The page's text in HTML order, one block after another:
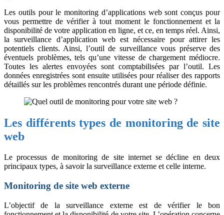
Les outils pour le monitoring d’applications web sont conçus pour
vous permettre de vérifier à tout moment le fonctionnement et la
disponibilité de votre application en ligne, et ce, en temps réel. Ainsi,
la surveillance d’application web est nécessaire pour attirer les
potentiels clients. Ainsi, l’outil de surveillance vous préserve des
éventuels problèmes, tels qu’une vitesse de chargement médiocre.
Toutes les alertes envoyées sont comptabilisées par l’outil. Les
données enregistrées sont ensuite utilisées pour réaliser des rapports
détaillés sur les problèmes rencontrés durant une période définie.
Les différents types de monitoring de site
web
Le processus de monitoring de site internet se décline en deux
principaux types, à savoir la surveillance externe et celle interne.
Monitoring de site web externe
L’objectif de la surveillance externe est de vérifier le bon